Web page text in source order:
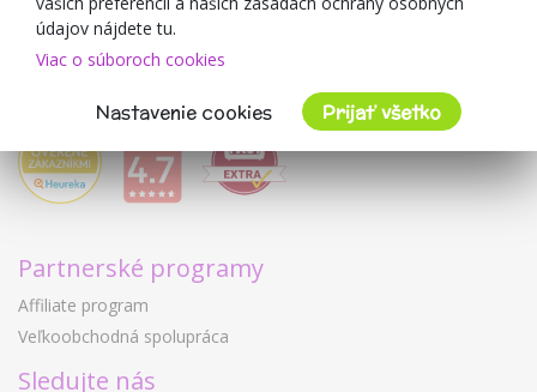
Kontakty
Spolupracujeme
Partnerské programy
Affiliate program
Veľkoobchodná spolupráca
Sledujte nás
údajov nájdete tu.
Viac o súboroch cookies
Nastavenie cookies Prijať všetko